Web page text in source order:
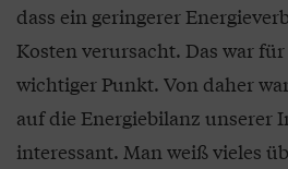
dass ein geringerer
Kosten verursacht. Das war
wichtiger Punkt. Von daher
auf die Energiebilanz unserer
interessant. Man weiß vieles